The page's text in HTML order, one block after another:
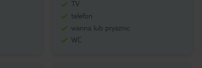
TV
telefon
wanna lub prysznic
WC